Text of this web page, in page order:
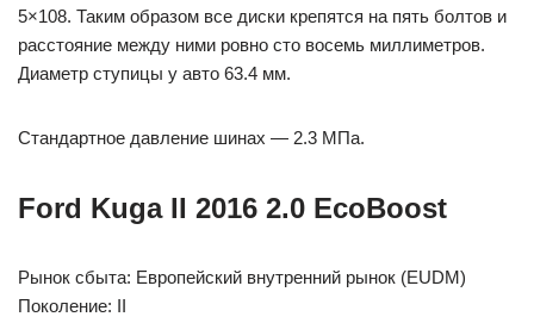
5×108. Таким образом все диски крепятся на пять болтов и
расстояние между ними ровно сто восемь миллиметров.
Диаметр ступицы у авто 63.4 мм.
Стандартное давление шинах — 2.3 МПа.
Ford Kuga II 2016 2.0 EcoBoost
Рынок сбыта: Европейский внутренний рынок (EUDM)
Поколение: II